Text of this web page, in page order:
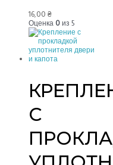
16,00 ₴
Оценка 0 из 5
С